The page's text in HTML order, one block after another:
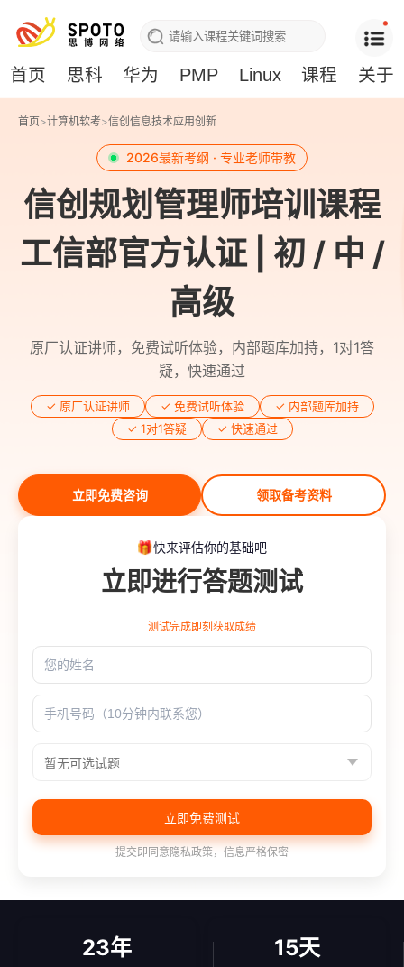
首页 思科 华为 PMP Linux 课程 关于
首页>计算机软考>信创信息技术应用创新
2026最新考纲 · 专业老师带教
信创规划管理师培训课程
工信部官方认证 | 初 / 中 /
高级
原厂认证讲师，免费试听体验，内部题库加持，1对1答
疑，快速通过
✓ 原厂认证讲师 ✓ 免费试听体验
✓ 内部题库加持
✓ 1对1答疑
✓ 快速通过
立即免费咨询 领取备考资料
快来评估你的基础吧
立即进行答题测试
测试完成即刻获取成绩
立即免费测试
提交即同意隐私政策，信息严格保密
23年 15天